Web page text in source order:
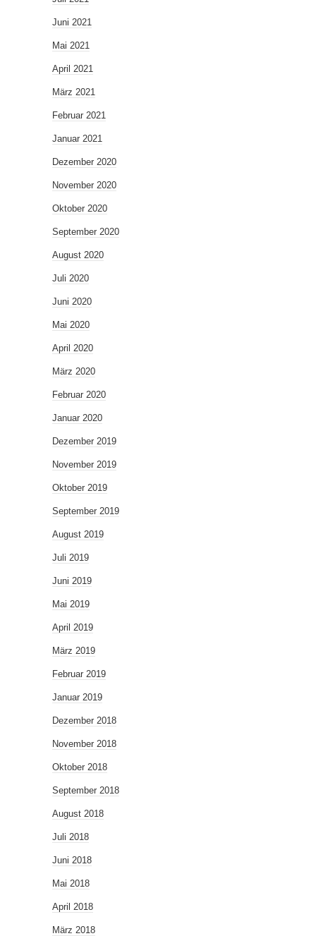
Juni 2021
Mai 2021
April 2021
März 2021
Februar 2021
Januar 2021
Dezember 2020
November 2020
Oktober 2020
September 2020
August 2020
Juli 2020
Juni 2020
Mai 2020
April 2020
März 2020
Februar 2020
Januar 2020
Dezember 2019
November 2019
Oktober 2019
September 2019
August 2019
Juli 2019
Juni 2019
Mai 2019
April 2019
März 2019
Februar 2019
Januar 2019
Dezember 2018
November 2018
Oktober 2018
September 2018
August 2018
Juli 2018
Juni 2018
Mai 2018
April 2018
März 2018